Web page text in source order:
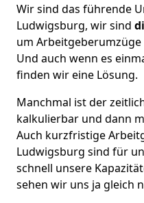
Wir sind das führende
Ludwigsburg, wir sind
um
Und auch wenn es
finden wir eine Lösung.
Manchmal ist der
kalkulierbar und dann
Auch kurzfristige
Ludwigsburg sind für
schnell unsere
sehen wir uns ja gleich